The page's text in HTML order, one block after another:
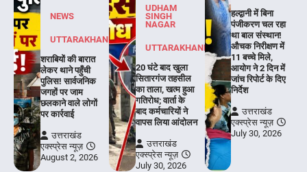
NEWS
UTTARAKHAND
शराबियों की बारात
लेकर थाने पहुँची
पुलिस! सार्वजनिक
जगहों पर जाम
छलकाने वाले लोगों
पर कार्रवाई
उत्तराखंड
एक्स्प्रेस न्यूज़
August 2, 2026
UDHAM
SINGH
NAGAR
UTTARAKHAND
20 घंटे बाद खुला
सितारगंज तहसील
का ताला, खत्म हुआ
गतिरोध; वार्ता के
बाद कर्मचारियों ने
वापस लिया आंदोलन
उत्तराखंड
एक्स्प्रेस न्यूज़
July 30, 2026
हल्द्वानी में बिना
पंजीकरण चल रहा
था बाल संस्थान!
औचक निरीक्षण में
11 बच्चे मिले,
आयोग ने 2 दिन में
जांच रिपोर्ट के दिए
निर्देश
उत्तराखंड
एक्स्प्रेस न्यूज़
July 30, 2026